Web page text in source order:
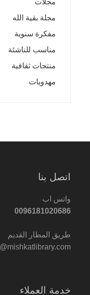
مجلات
مجلة بقية الله
مفكرة سنوية
مناسب للناشئة
منتجات ثقافية
مهدويات
اتصل بنا
واتس اب
0096181020686
طريق المطار القديم
خدمة العملاء